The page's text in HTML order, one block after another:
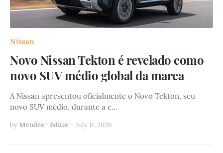
Nissan
Novo Nissan Tekton é revelado como
novo SUV médio global da marca
A Nissan apresentou oficialmente o Novo Tekton, seu
novo SUV médio, durante a e…
by Mendes - Editor - July 11, 2026